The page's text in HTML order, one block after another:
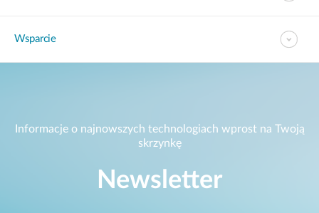
Wsparcie
Informacje o najnowszych technologiach wprost na Twoją
skrzynkę
Newsletter